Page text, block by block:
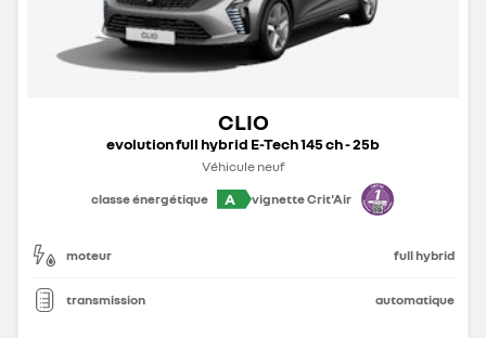
CLIO
evolution full hybrid E-Tech 145 ch - 25b
Véhicule neuf
classe énergétique
A vignette Crit'Air
moteur full hybrid
transmission automatique